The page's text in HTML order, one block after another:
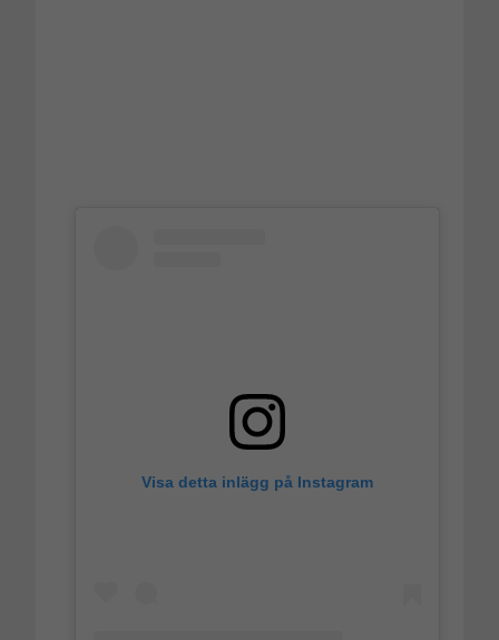
Visa detta inlägg på Instagram